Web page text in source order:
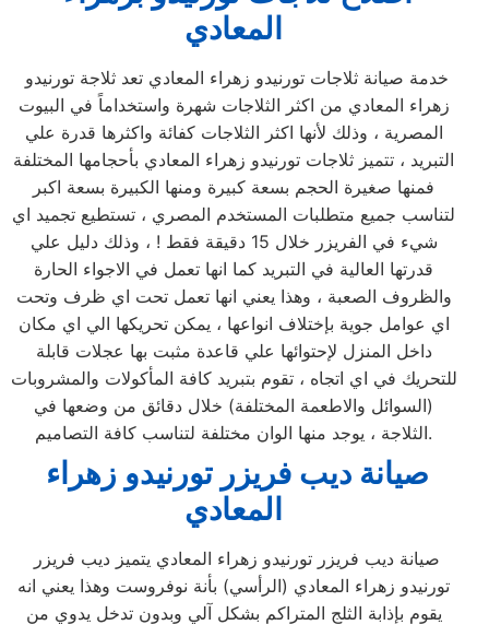
المعادي
زهراء المعادي من اكثر الثلاجات شهرة واستخداماً في البيوت
المصرية ، وذلك لأنها اكثر الثلاجات كفائة واكثرها قدرة علي
التبريد ، تتميز ثلاجات تورنيدو زهراء المعادي بأحجامها المختلفة
فمنها صغيرة الحجم بسعة كبيرة ومنها الكبيرة بسعة اكبر
لتناسب جميع متطلبات المستخدم المصري ، تستطيع تجميد اي
شيء في الفريزر خلال 15 دقيقة فقط ! ، وذلك دليل علي
قدرتها العالية في التبريد كما انها تعمل في الاجواء الحارة
والظروف الصعبة ، وهذا يعني انها تعمل تحت اي ظرف وتحت
اي عوامل جوية بإختلاف انواعها ، يمكن تحريكها الي اي مكان
داخل المنزل لإحتوائها علي قاعدة مثبت بها عجلات قابلة
للتحريك في اي اتجاه ، تقوم بتبريد كافة المأكولات والمشروبات
(السوائل والاطعمة المختلفة) خلال دقائق من وضعها في
الثلاجة ، يوجد منها الوان مختلفة لتناسب كافة التصاميم.
المعادي
تورنيدو زهراء المعادي (الرأسي) بأنة نوفروست وهذا يعني انه
يقوم بإذابة الثلج المتراكم بشكل آلي وبدون تدخل يدوي من